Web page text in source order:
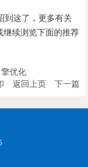
到这了，更多有关
继续浏览下面的推荐
优化
返回上页 下一篇